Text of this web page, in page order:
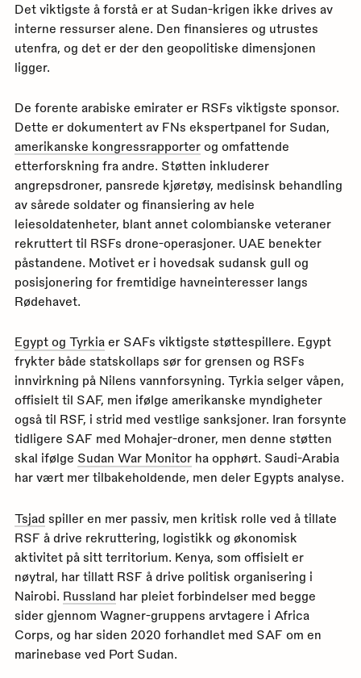
Det viktigste å forstå er at Sudan-krigen ikke drives av
interne ressurser alene. Den finansieres og utrustes
utenfra, og det er der den geopolitiske dimensjonen
ligger.
De forente arabiske emirater er RSFs viktigste sponsor.
Dette er dokumentert av FNs ekspertpanel for Sudan,
amerikanske kongressrapporterog omfattende
etterforskning fra andre. Støtten inkluderer
angrepsdroner, pansrede kjøretøy, medisinsk behandling
av sårede soldater og finansiering av hele
leiesoldatenheter, blant annet colombianske veteraner
rekruttert til RSFs drone-operasjoner. UAE benekter
påstandene. Motivet er i hovedsak sudansk gull og
posisjonering for fremtidige havneinteresser langs
Rødehavet.
Egypt og Tyrkiaer SAFs viktigste støttespillere. Egypt
frykter både statskollaps sør for grensen og RSFs
innvirkning på Nilens vannforsyning. Tyrkia selger våpen,
offisielt til SAF, men ifølge amerikanske myndigheter
også til RSF, i strid med vestlige sanksjoner. Iran forsynte
tidligere SAF med Mohajer-droner, men denne støtten
skal ifølge Sudan War Monitorha opphørt. Saudi-Arabia
har vært mer tilbakeholdende, men deler Egypts analyse.
Tsjad spiller en mer passiv, men kritisk rolle ved å tillate
RSF å drive rekruttering, logistikk og økonomisk
aktivitet på sitt territorium. Kenya, som offisielt er
nøytral, har tillatt RSF å drive politisk organisering i
Nairobi. Russland har pleiet forbindelser med begge
sider gjennom Wagner-gruppens arvtagere i Africa
Corps, og har siden 2020 forhandlet med SAF om en
marinebase ved Port Sudan.